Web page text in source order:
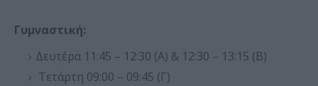
Γυμναστική:
Δευτέρα 11:45 – 12:30 (Α) & 12:30 – 13:15 (Β)
Τετάρτη 09:00 – 09:45 (Γ)